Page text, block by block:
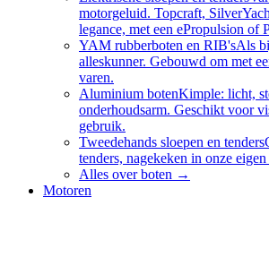
motorgeluid. Topcraft,
legance, met een ePropulsion of
YAM rubberboten en RIB'sAls
alleskunner. Gebouwd om met
varen.
Aluminium botenKimple: licht,
onderhoudsarm. Geschikt voor
gebruik.
Tweedehands sloepen en tenders
tenders, nagekeken in onze
Alles overboten →
Motoren